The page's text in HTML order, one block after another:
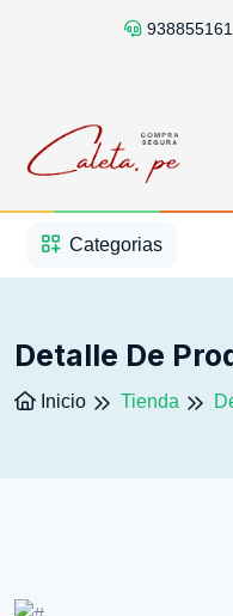
938855161
Categorias
Detalle De
Inicio Tienda